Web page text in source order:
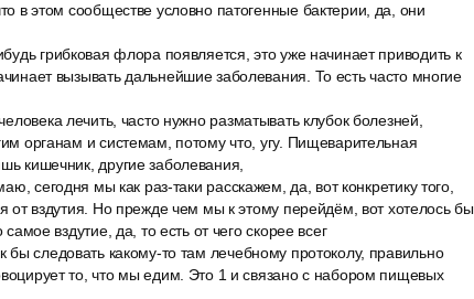
в этом сообществе условно патогенные бактерии, да, они
грибковая флора появляется, это уже начинает приводить к
вызывать дальнейшие заболевания. То есть часто многие
лечить, часто нужно разматывать клубок болезней,
органам и системам, потому что, угу. Пищеварительная
кишечник, другие заболевания,
сегодня мы как раз-таки расскажем, да, вот конкретику того,
от вздутия. Но прежде чем мы к этому перейдём, вот хотелось бы
вздутие, да, то есть от чего скорее всег
бы следовать какому-то там лечебному протоколу, правильно
то, что мы едим. Это 1 и связано с набором пищевых